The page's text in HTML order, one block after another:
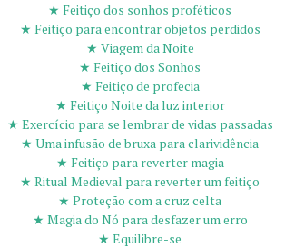
★ Feitiço dos sonhos proféticos
★ Feitiço para encontrar objetos perdidos
★ Viagem da Noite
★ Feitiço dos Sonhos
★ Feitiço de profecia
★ Feitiço Noite da luz interior
★ Exercício para se lembrar de vidas passadas
★ Uma infusão de bruxa para clarividência
★ Feitiço para reverter magia
★ Ritual Medieval para reverter um feitiço
★ Proteção com a cruz celta
★ Magia do Nó para desfazer um erro
★ Equilibre-se